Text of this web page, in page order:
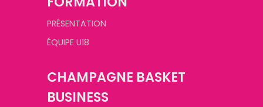
PRÉSENTATION
ÉQUIPE U18
CHAMPAGNE BASKET
BUSINESS